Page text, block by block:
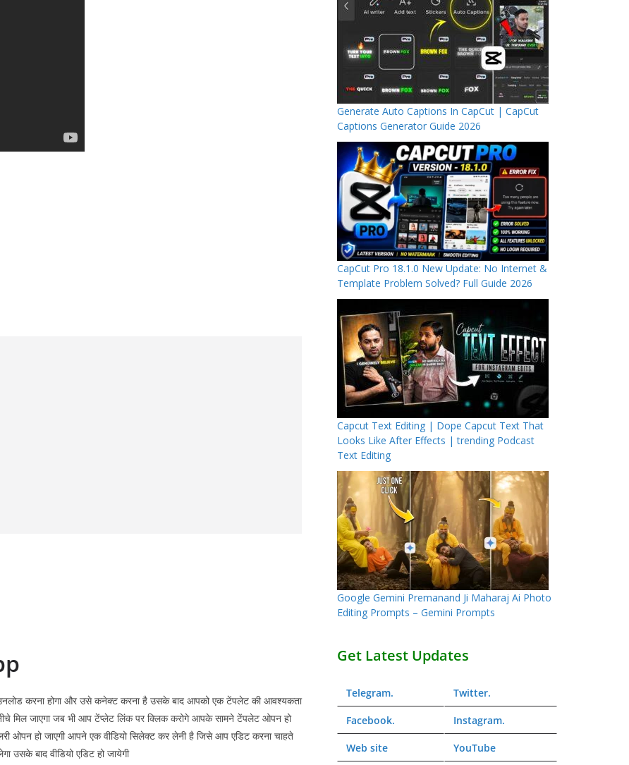
करना होगा और उसे कनेक्ट करना है उसके बाद आपको एक टेंपलेट की आवश्यकता
मिल जाएगा जब भी आप टेंप्लेट लिंक पर क्लिक करोगे आपके सामने टेंपलेट ओपन हो
ओपन हो जाएगी आपने एक वीडियो सिलेक्ट कर लेनी है जिसे आप एडिट करना चाहते
उसके बाद वीडियो एडिट हो जायेगी
Generate Auto Captions In CapCut | CapCut
Captions Generator Guide 2026
CapCut Pro 18.1.0 New Update: No Internet &
Template Problem Solved? Full Guide 2026
Capcut Text Editing | Dope Capcut Text That
Looks Like After Effects | trending Podcast
Text Editing
Google Gemini Premanand Ji Maharaj Ai Photo
Editing Prompts – Gemini Prompts
Get Latest Updates
Telegram. Twitter.
Facebook. Instagram.
Web site YouTube